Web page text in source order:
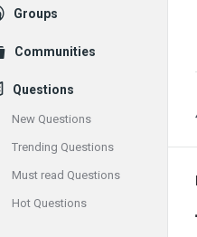
Groups
Communities
Questions
New Questions
Trending Questions
Must read Questions
Hot Questions